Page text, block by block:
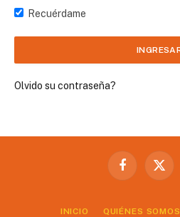
Recuérdame
Olvido su contraseña?
Facebook
X
INICIO QUIÉNES SOMOS